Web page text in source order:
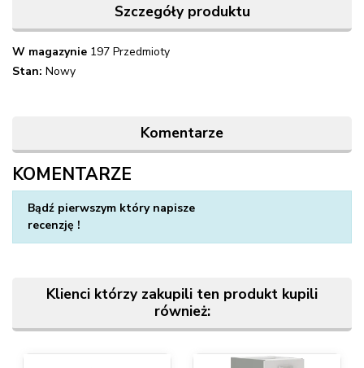
Szczegóły produktu
W magazynie 197 Przedmioty
Stan: Nowy
Komentarze
KOMENTARZE
Bądź pierwszym który napisze
recenzję !
Klienci którzy zakupili ten produkt kupili
również: